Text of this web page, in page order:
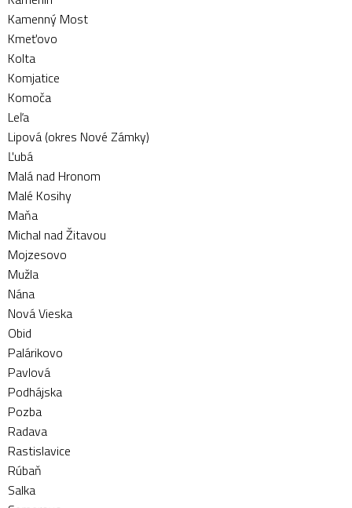
Kamenný Most
Kmeťovo
Kolta
Komjatice
Komoča
Leľa
Lipová (okres Nové Zámky)
Ľubá
Malá nad Hronom
Malé Kosihy
Maňa
Michal nad Žitavou
Mojzesovo
Mužla
Nána
Nová Vieska
Obid
Palárikovo
Pavlová
Podhájska
Pozba
Radava
Rastislavice
Rúbaň
Salka